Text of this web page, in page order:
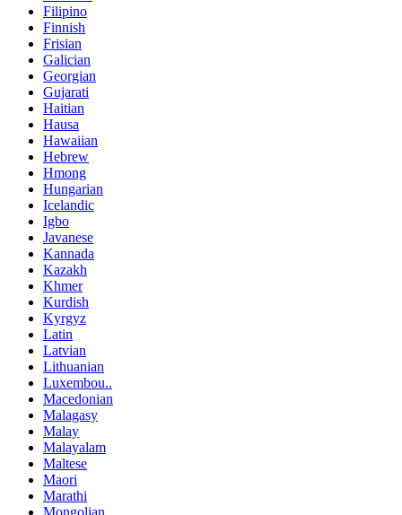
Filipino
Finnish
Frisian
Galician
Georgian
Gujarati
Haitian
Hausa
Hawaiian
Hebrew
Hmong
Hungarian
Icelandic
Igbo
Javanese
Kannada
Kazakh
Khmer
Kurdish
Kyrgyz
Latin
Latvian
Lithuanian
Luxembou..
Macedonian
Malagasy
Malay
Malayalam
Maltese
Maori
Marathi